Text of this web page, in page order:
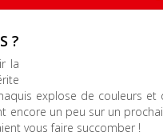
?
la
explose de couleurs et
encore un peu sur un
vous faire succomber !